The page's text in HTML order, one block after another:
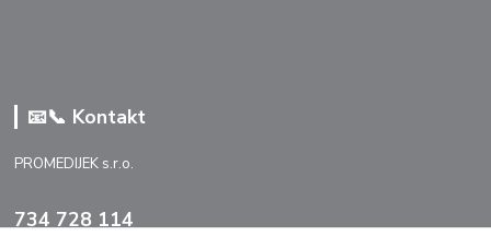
📧📞 Kontakt
PROMEDIJEK s.r.o.
734 728 114